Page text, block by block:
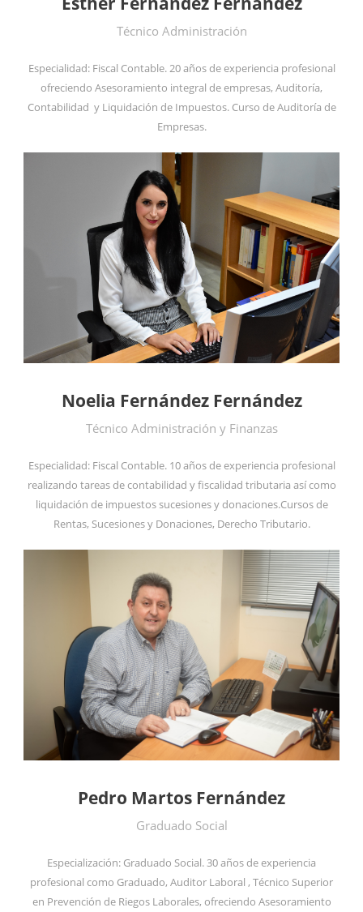
Técnico Administración
Especialidad: Fiscal Contable. 20 años de experiencia profesional
ofreciendo Asesoramiento integral de empresas, Auditoría,
Contabilidad y Liquidación de Impuestos. Curso de Auditoría de
Empresas.
Noelia Fernández Fernández
Técnico Administración y Finanzas
Especialidad: Fiscal Contable. 10 años de experiencia profesional
realizando tareas de contabilidad y fiscalidad tributaria así como
liquidación de impuestos sucesiones y donaciones.Cursos de
Rentas, Sucesiones y Donaciones, Derecho Tributario.
Pedro Martos Fernández
Graduado Social
Especialización: Graduado Social. 30 años de experiencia
profesional como Graduado, Auditor Laboral , Técnico Superior
en Prevención de Riegos Laborales, ofreciendo Asesoramiento